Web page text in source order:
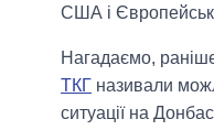
США і
Нагадаємо,
ТКГ називали
ситуації на